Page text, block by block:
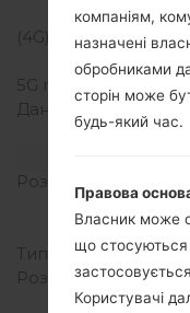
(4G) LTE
5G network
Дані
Розмір екрану
Тип екрану
Розширення екрану
компаніям,
назначені
обробниками
сторін може
будь-який час.
Правова
Власник може
що стосуються
Користувачі